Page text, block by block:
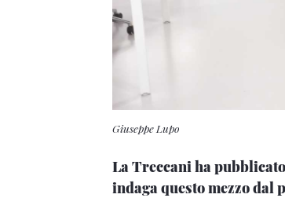
Giuseppe Lupo
La Treccani ha
indaga questo mezzo